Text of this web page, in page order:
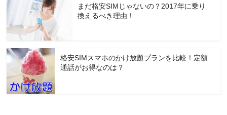
まだ格安SIMじゃないの？2017年に乗り
換えるべき理由！
格安SIMスマホのかけ放題プランを比較！定額
通話がお得なのは？